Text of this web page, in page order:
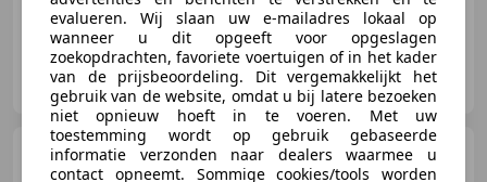
Korteland Motoren
NL-3371 XE HARDINXVELD-GIESSENDAM
Piaggio MP3 400LT MET
VOETREM!
evalueren. Wij slaan uw e-mailadres lokaal op
wanneer u dit opgeeft voor opgeslagen
zoekopdrachten, favoriete voertuigen of in het kader
van de prijsbeoordeling. Dit vergemakkelijkt het
gebruik van de website, omdat u bij latere bezoeken
niet opnieuw hoeft in te voeren. Met uw
toestemming wordt op gebruik gebaseerde
informatie verzonden naar dealers waarmee u
contact opneemt. Sommige cookies/tools worden